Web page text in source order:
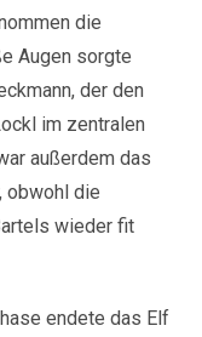
die
Augen sorgte
der den
im zentralen
außerdem das
obwohl die
wieder fit
endete das Elf